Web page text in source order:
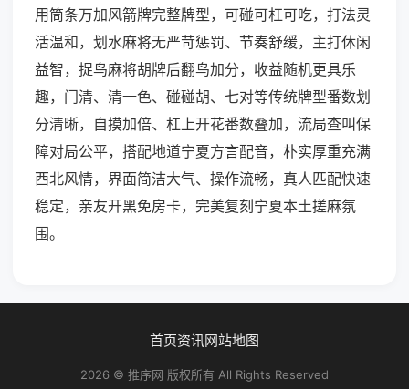
用筒条万加风箭牌完整牌型，可碰可杠可吃，打法灵
活温和，划水麻将无严苛惩罚、节奏舒缓，主打休闲
益智，捉鸟麻将胡牌后翻鸟加分，收益随机更具乐
趣，门清、清一色、碰碰胡、七对等传统牌型番数划
分清晰，自摸加倍、杠上开花番数叠加，流局查叫保
障对局公平，搭配地道宁夏方言配音，朴实厚重充满
西北风情，界面简洁大气、操作流畅，真人匹配快速
稳定，亲友开黑免房卡，完美复刻宁夏本土搓麻氛
围。
首页资讯网站地图
2026 © 推序网 版权所有 All Rights Reserved